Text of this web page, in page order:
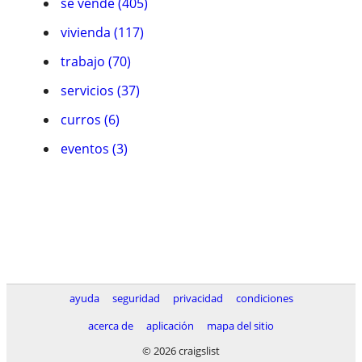
vivienda (117)
trabajo (70)
servicios (37)
curros (6)
eventos (3)
ayuda seguridad privacidad
condiciones
acerca de
aplicación
mapa del sitio
© 2026 craigslist